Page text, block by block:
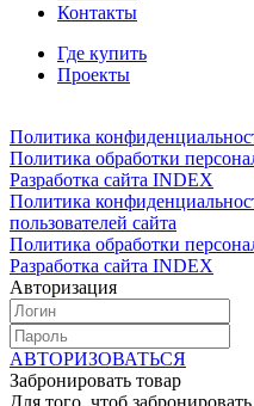
Контакты
Где купить
Проекты
Политика
Политика обработки
Разработка сайта INDEX
Политика
пользователей сайта
Политика обработки
Разработка сайта INDEX
Авторизация
АВТОРИЗОВАТЬСЯ
Забронировать товар
Для того, чтоб